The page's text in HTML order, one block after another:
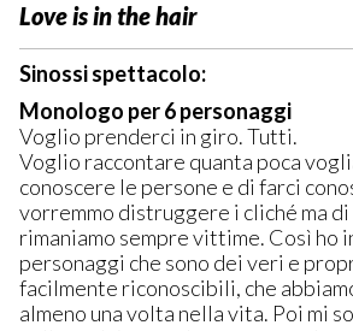
Love is in the hair
Sinossi spettacolo:
Monologo per 6 personaggi
Voglio prenderci in giro. Tutti.
Voglio raccontare quanta poca
conoscere le persone e di farci
vorremmo distruggere i cliché ma di
rimaniamo sempre vittime. Così ho
personaggi che sono dei veri e
facilmente riconoscibili, che
almeno una volta nella vita. Poi mi